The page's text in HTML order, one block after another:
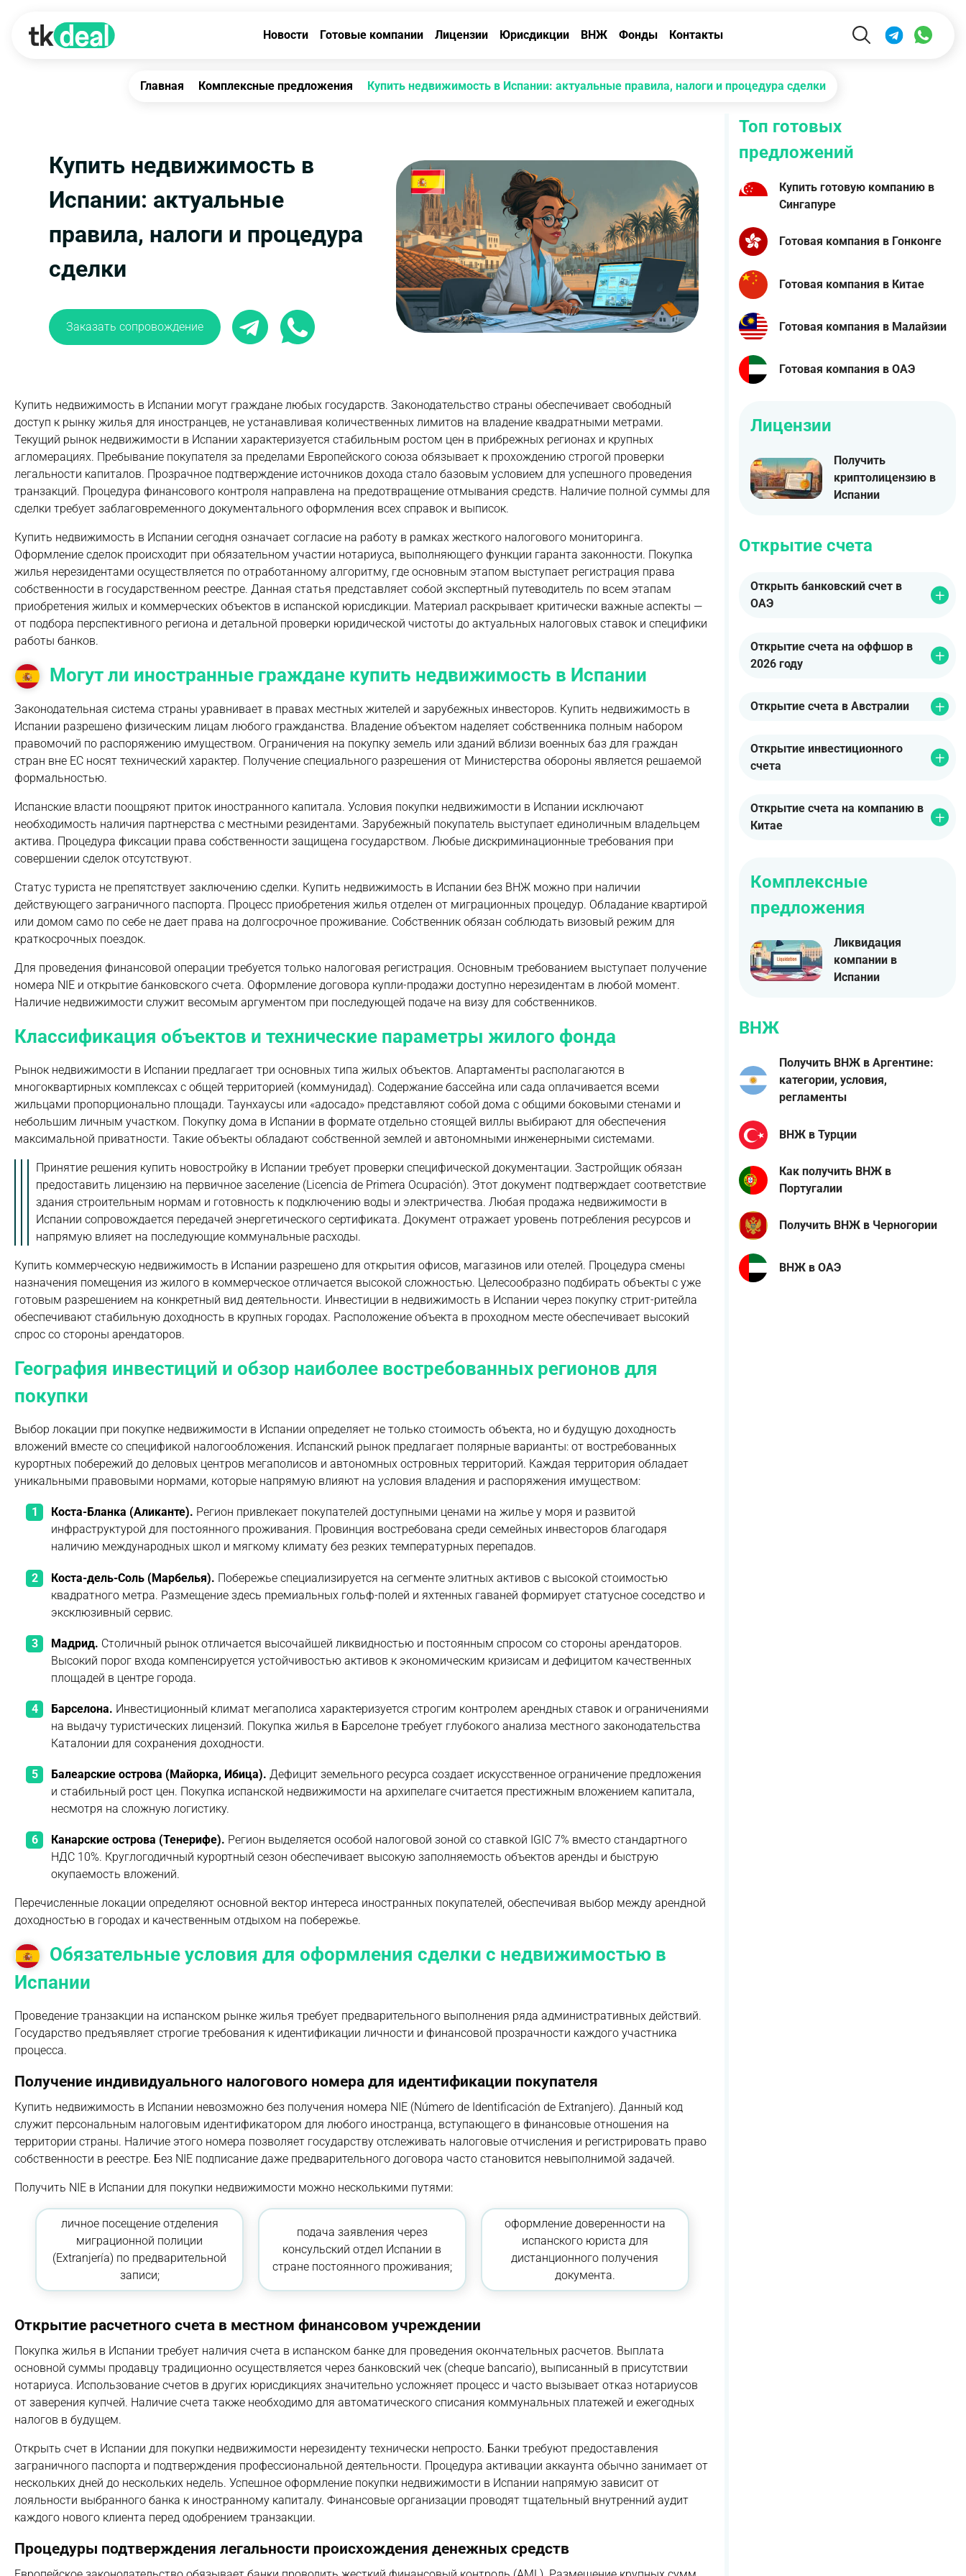
Новости Готовые компании Лицензии Юрисдикции ВНЖ Фонды Контакты
Главная Комплексные предложения Купить недвижимость в Испании: актуальные правила, налоги и процедура сделки
Купить недвижимость в
Испании: актуальные
правила, налоги и процедура
сделки
Заказать сопровождение
Купить недвижимость в Испании могут граждане любых государств. Законодательство страны обеспечивает свободный
доступ к рынку жилья для иностранцев, не устанавливая количественных лимитов на владение квадратными метрами.
Текущий рынок недвижимости в Испании характеризуется стабильным ростом цен в прибрежных регионах и крупных
агломерациях. Пребывание покупателя за пределами Европейского союза обязывает к прохождению строгой проверки
легальности капиталов. Прозрачное подтверждение источников дохода стало базовым условием для успешного проведения
транзакций. Процедура финансового контроля направлена на предотвращение отмывания средств. Наличие полной суммы для
сделки требует заблаговременного документального оформления всех справок и выписок.
Купить недвижимость в Испании сегодня означает согласие на работу в рамках жесткого налогового мониторинга.
Оформление сделок происходит при обязательном участии нотариуса, выполняющего функции гаранта законности. Покупка
жилья нерезидентами осуществляется по отработанному алгоритму, где основным этапом выступает регистрация права
собственности в государственном реестре. Данная статья представляет собой экспертный путеводитель по всем этапам
приобретения жилых и коммерческих объектов в испанской юрисдикции. Материал раскрывает критически важные аспекты —
от подбора перспективного региона и детальной проверки юридической чистоты до актуальных налоговых ставок и специфики
работы банков.
Могут ли иностранные граждане купить недвижимость в Испании
Законодательная система страны уравнивает в правах местных жителей и зарубежных инвесторов. Купить недвижимость в
Испании разрешено физическим лицам любого гражданства. Владение объектом наделяет собственника полным набором
правомочий по распоряжению имуществом. Ограничения на покупку земель или зданий вблизи военных баз для граждан
стран вне ЕС носят технический характер. Получение специального разрешения от Министерства обороны является решаемой
формальностью.
Испанские власти поощряют приток иностранного капитала. Условия покупки недвижимости в Испании исключают
необходимость наличия партнерства с местными резидентами. Зарубежный покупатель выступает единоличным владельцем
актива. Процедура фиксации права собственности защищена государством. Любые дискриминационные требования при
совершении сделок отсутствуют.
Статус туриста не препятствует заключению сделки. Купить недвижимость в Испании без ВНЖ можно при наличии
действующего заграничного паспорта. Процесс приобретения жилья отделен от миграционных процедур. Обладание квартирой
или домом само по себе не дает права на долгосрочное проживание. Собственник обязан соблюдать визовый режим для
краткосрочных поездок.
Для проведения финансовой операции требуется только налоговая регистрация. Основным требованием выступает получение
номера NIE и открытие банковского счета. Оформление договора купли-продажи доступно нерезидентам в любой момент.
Наличие недвижимости служит весомым аргументом при последующей подаче на визу для собственников.
Классификация объектов и технические параметры жилого фонда
Рынок недвижимости в Испании предлагает три основных типа жилых объектов. Апартаменты располагаются в
многоквартирных комплексах с общей территорией (коммунидад). Содержание бассейна или сада оплачивается всеми
жильцами пропорционально площади. Таунхаусы или «адосадо» представляют собой дома с общими боковыми стенами и
небольшим личным участком. Покупку дома в Испании в формате отдельно стоящей виллы выбирают для обеспечения
максимальной приватности. Такие объекты обладают собственной землей и автономными инженерными системами.
Принятие решения купить новостройку в Испании требует проверки специфической документации. Застройщик обязан
предоставить лицензию на первичное заселение (Licencia de Primera Ocupación). Этот документ подтверждает соответствие
здания строительным нормам и готовность к подключению воды и электричества. Любая продажа недвижимости в
Испании сопровождается передачей энергетического сертификата. Документ отражает уровень потребления ресурсов и
напрямую влияет на последующие коммунальные расходы.
Купить коммерческую недвижимость в Испании разрешено для открытия офисов, магазинов или отелей. Процедура смены
назначения помещения из жилого в коммерческое отличается высокой сложностью. Целесообразно подбирать объекты с уже
готовым разрешением на конкретный вид деятельности. Инвестиции в недвижимость в Испании через покупку стрит-ритейла
обеспечивают стабильную доходность в крупных городах. Расположение объекта в проходном месте обеспечивает высокий
спрос со стороны арендаторов.
География инвестиций и обзор наиболее востребованных регионов для
покупки
Выбор локации при покупке недвижимости в Испании определяет не только стоимость объекта, но и будущую доходность
вложений вместе со спецификой налогообложения. Испанский рынок предлагает полярные варианты: от востребованных
курортных побережий до деловых центров мегаполисов и автономных островных территорий. Каждая территория обладает
уникальными правовыми нормами, которые напрямую влияют на условия владения и распоряжения имуществом:
Коста-Бланка (Аликанте). Регион привлекает покупателей доступными ценами на жилье у моря и развитой
инфраструктурой для постоянного проживания. Провинция востребована среди семейных инвесторов благодаря
наличию международных школ и мягкому климату без резких температурных перепадов.
Коста-дель-Соль (Марбелья). Побережье специализируется на сегменте элитных активов с высокой стоимостью
квадратного метра. Размещение здесь премиальных гольф-полей и яхтенных гаваней формирует статусное соседство и
эксклюзивный сервис.
Мадрид. Столичный рынок отличается высочайшей ликвидностью и постоянным спросом со стороны арендаторов.
Высокий порог входа компенсируется устойчивостью активов к экономическим кризисам и дефицитом качественных
площадей в центре города.
Барселона. Инвестиционный климат мегаполиса характеризуется строгим контролем арендных ставок и ограничениями
на выдачу туристических лицензий. Покупка жилья в Барселоне требует глубокого анализа местного законодательства
Каталонии для сохранения доходности.
Балеарские острова (Майорка, Ибица). Дефицит земельного ресурса создает искусственное ограничение предложения
и стабильный рост цен. Покупка испанской недвижимости на архипелаге считается престижным вложением капитала,
несмотря на сложную логистику.
Канарские острова (Тенерифе). Регион выделяется особой налоговой зоной со ставкой IGIC 7% вместо стандартного
НДС 10%. Круглогодичный курортный сезон обеспечивает высокую заполняемость объектов аренды и быструю
окупаемость вложений.
Перечисленные локации определяют основной вектор интереса иностранных покупателей, обеспечивая выбор между арендной
доходностью в городах и качественным отдыхом на побережье.
Обязательные условия для оформления сделки с недвижимостью в
Испании
Проведение транзакции на испанском рынке жилья требует предварительного выполнения ряда административных действий.
Государство предъявляет строгие требования к идентификации личности и финансовой прозрачности каждого участника
процесса.
Получение индивидуального налогового номера для идентификации покупателя
Купить недвижимость в Испании невозможно без получения номера NIE (Número de Identificación de Extranjero). Данный код
служит персональным налоговым идентификатором для любого иностранца, вступающего в финансовые отношения на
территории страны. Наличие этого номера позволяет государству отслеживать налоговые отчисления и регистрировать право
собственности в реестре. Без NIE подписание даже предварительного договора часто становится невыполнимой задачей.
Получить NIE в Испании для покупки недвижимости можно несколькими путями:
личное посещение отделения
миграционной полиции
(Extranjería) по предварительной
записи;
подача заявления через
консульский отдел Испании в
стране постоянного проживания;
оформление доверенности на
испанского юриста для
дистанционного получения
документа.
Открытие расчетного счета в местном финансовом учреждении
Покупка жилья в Испании требует наличия счета в испанском банке для проведения окончательных расчетов. Выплата
основной суммы продавцу традиционно осуществляется через банковский чек (cheque bancario), выписанный в присутствии
нотариуса. Использование счетов в других юрисдикциях значительно усложняет процесс и часто вызывает отказ нотариусов
от заверения купчей. Наличие счета также необходимо для автоматического списания коммунальных платежей и ежегодных
налогов в будущем.
Открыть счет в Испании для покупки недвижимости нерезиденту технически непросто. Банки требуют предоставления
заграничного паспорта и подтверждения профессиональной деятельности. Процедура активации аккаунта обычно занимает от
нескольких дней до нескольких недель. Успешное оформление покупки недвижимости в Испании напрямую зависит от
лояльности выбранного банка к иностранному капиталу. Финансовые организации проводят тщательный внутренний аудит
каждого нового клиента перед одобрением транзакции.
Процедуры подтверждения легальности происхождения денежных средств
Топ готовых
предложений
Купить готовую компанию в
Сингапуре
Готовая компания в Гонконге
Готовая компания в Китае
Готовая компания в Малайзии
Готовая компания в ОАЭ
Лицензии
Получить
криптолицензию в
Испании
Открытие счета
Открыть банковский счет в
ОАЭ
Открытие счета на оффшор в
2026 году
Открытие счета в Австралии
Открытие инвестиционного
счета
Открытие счета на компанию в
Китае
Комплексные
предложения
Ликвидация
компании в
Испании
ВНЖ
Получить ВНЖ в Аргентине:
категории, условия,
регламенты
ВНЖ в Турции
Как получить ВНЖ в
Португалии
Получить ВНЖ в Черногории
ВНЖ в ОАЭ